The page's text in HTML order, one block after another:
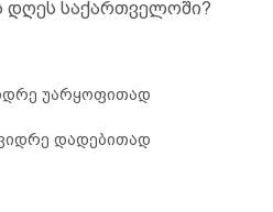
დღეს საქართველოში?
უარყოფითად
დადებითად